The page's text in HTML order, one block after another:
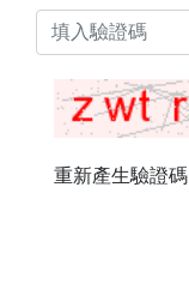
重新產生驗證碼